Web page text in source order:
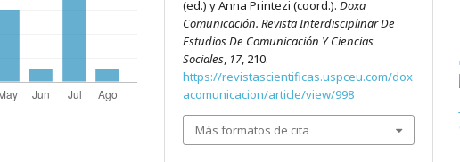
(ed.) y Anna Printezi (coord.).Doxa
Comunicación. Revista Interdisciplinar De
Estudios De Comunicación Y Ciencias
Sociales, 17, 210.
https://revistascientificas.uspceu.com/dox
acomunicacion/article/view/998
Más formatos de cita